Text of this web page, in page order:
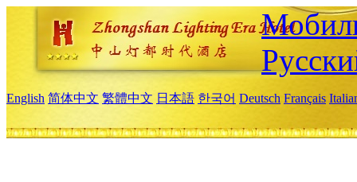
English 简体中文 繁體中文 日本語 한국어 Deutsch Français